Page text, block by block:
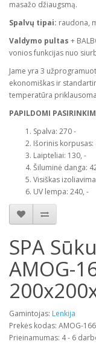
masažo džiaugsmą.
Spalvų tipai: raudona,
Valdymo pultas +
vonios funkcijas nuo
Jame yra 3
ekonomiškas ir
temperatūra
PAPILDOMI
Spalva: 270 -
Išorinis korpusas:
Laipteliai: 130, -
Šiluminė danga:
Visiškas
UV lempa: 240, -
SPA
AMOG-
Gamintojas: Lenkija
Prekės kodas: AMOG-
Prieinamumas: 4 - 6